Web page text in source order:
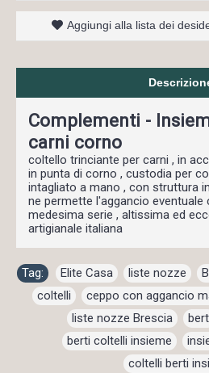
Aggiungi alla lista dei
Complementi -
carni corno
coltello trinciante per carni , in
in punta di corno , custodia per
intagliato a mano , con struttura
ne permette l'aggancio eventuale
medesima serie , altissima ed
artigianale italiana
Tag: Elite Casa liste nozze
coltelli
ceppo con aggancio
liste nozze Brescia
berti coltelli insieme
coltelli berti